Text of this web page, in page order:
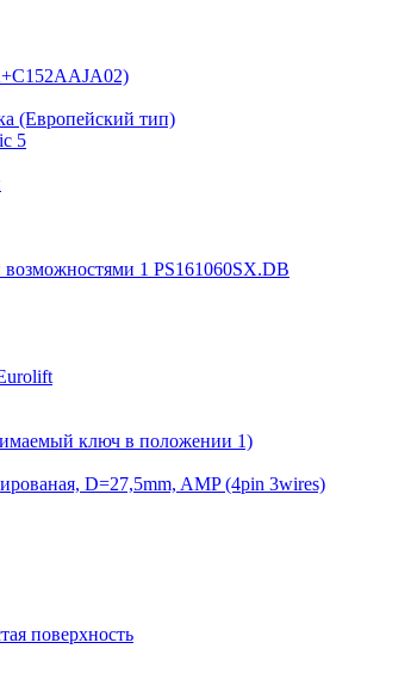
(Европейский тип)
5
1 PS161060SX.DB
ключ в положении 1)
D=27,5mm, AMP (4pin 3wires)
поверхность